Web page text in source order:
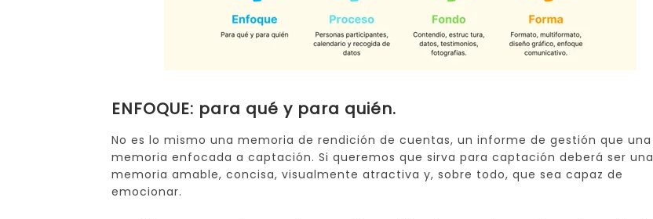
ENFOQUE: para qué y para quién.
No es lo mismo una memoria de rendición de cuentas, un informe de gestión que una
memoria enfocada a captación. Si queremos que sirva para captación deberá ser una
memoria amable, concisa, visualmente atractiva y, sobre todo, que sea capaz de
emocionar.